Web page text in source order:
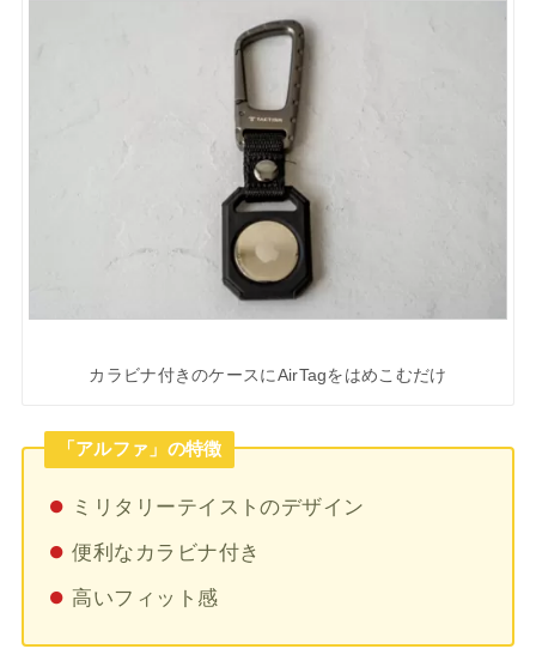
カラビナ付きのケースにAirTagをはめこむだけ
「アルファ」の特徴
ミリタリーテイストのデザイン
便利なカラビナ付き
高いフィット感